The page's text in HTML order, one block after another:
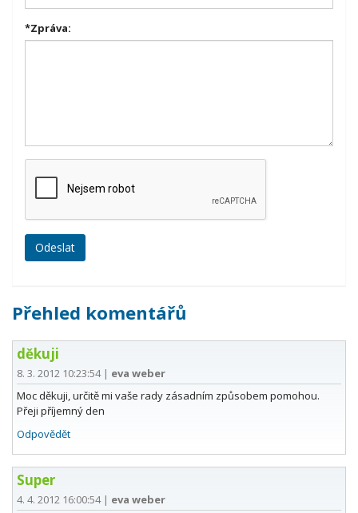
*Zpráva:
Přehled komentářů
děkuji
8. 3. 2012 10:23:54 | eva weber
Moc děkuji, určitě mi vaše rady zásadním způsobem pomohou.
Přeji příjemný den
Odpovědět
Super
4. 4. 2012 16:00:54 | eva weber